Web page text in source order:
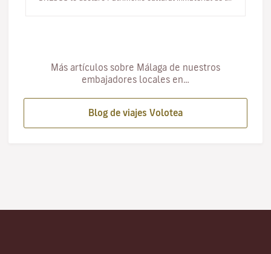
Más artículos sobre Málaga de nuestros
embajadores locales en…
Blog de viajes Volotea